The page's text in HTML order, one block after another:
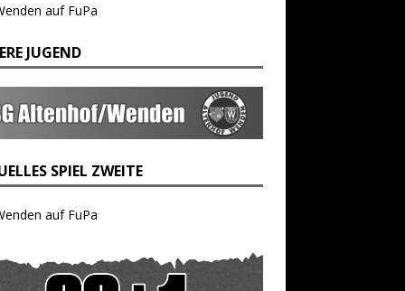
auf FuPa
JUGEND
SPIEL ZWEITE
auf FuPa